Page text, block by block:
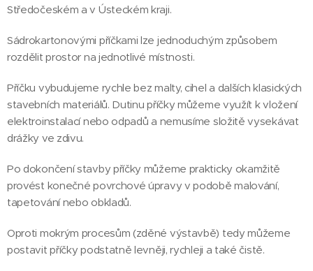
Středočeském a v Ústeckém kraji.
Sádrokartonovými příčkami lze jednoduchým způsobem
rozdělit prostor na jednotlivé místnosti.
Příčku vybudujeme rychle bez malty, cihel a dalších klasických
stavebních materiálů. Dutinu příčky můžeme využít k vložení
elektroinstalací nebo odpadů a nemusíme složitě vysekávat
drážky ve zdivu.
Po dokončení stavby příčky můžeme prakticky okamžitě
provést konečné povrchové úpravy v podobě malování,
tapetování nebo obkladů.
Oproti mokrým procesům (zděné výstavbě) tedy můžeme
postavit příčky podstatně levněji, rychleji a také čistě.